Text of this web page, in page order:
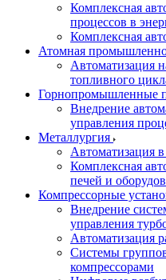
Комплексная
процессов в
Комплексная
Атомная
Автоматизация
топливного
Горнопромышленные
Внедрение
управления
Металлургия
Автоматизация
Комплексная
печей и
Компрессорные
Внедрение
управления
Автоматизация
Системы
компрессорами